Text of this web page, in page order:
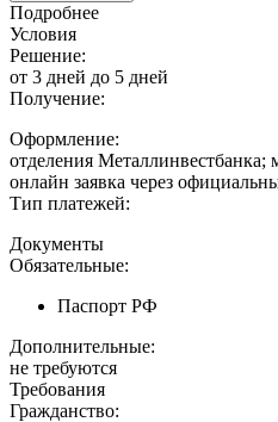
Подробнее
Условия
Решение:
от 3 дней до 5 дней
Получение:
Оформление:
отделения
онлайн заявка через
Тип платежей:
Документы
Обязательные:
Паспорт РФ
Дополнительные:
не требуются
Требования
Гражданство: